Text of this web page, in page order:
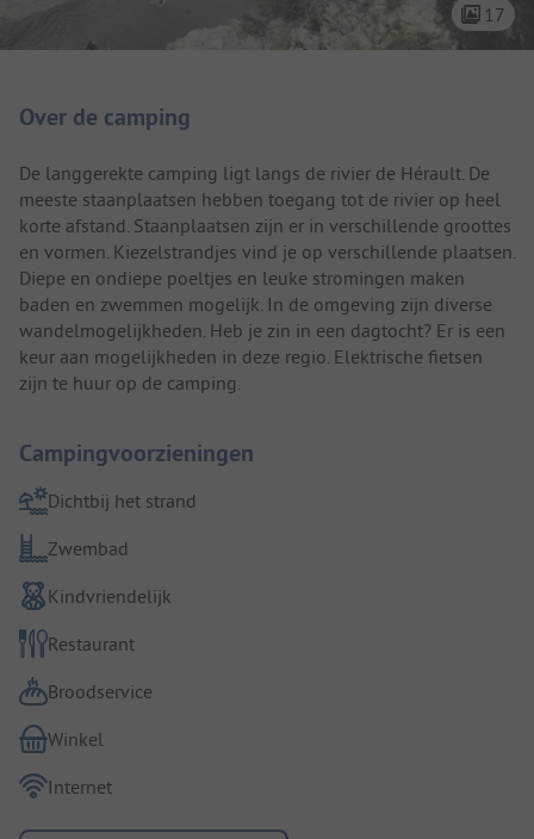
17
Over de camping
De langgerekte camping ligt langs de rivier de Hérault. De
meeste staanplaatsen hebben toegang tot de rivier op heel
korte afstand. Staanplaatsen zijn er in verschillende groottes
en vormen. Kiezelstrandjes vind je op verschillende plaatsen.
Diepe en ondiepe poeltjes en leuke stromingen maken
baden en zwemmen mogelijk. In de omgeving zijn diverse
wandelmogelijkheden. Heb je zin in een dagtocht? Er is een
keur aan mogelijkheden in deze regio. Elektrische fietsen
zijn te huur op de camping.
Campingvoorzieningen
Dichtbij het strand
Zwembad
Kindvriendelijk
Restaurant
Broodservice
Winkel
Internet